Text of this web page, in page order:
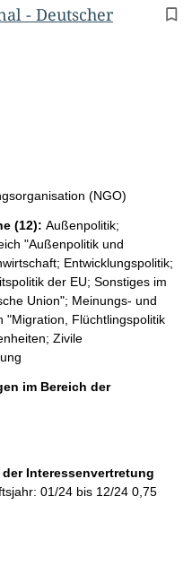
- Deutscher
(NGO)
(12): Außenpolitik;
"Außenpolitik und
Entwicklungspolitik;
der EU; Sonstiges im
Union"; Meinungs- und
"Migration, Flüchtlingspolitik
Zivile
im Bereich der
Interessenvertretung
01/24 bis 12/24 0,75